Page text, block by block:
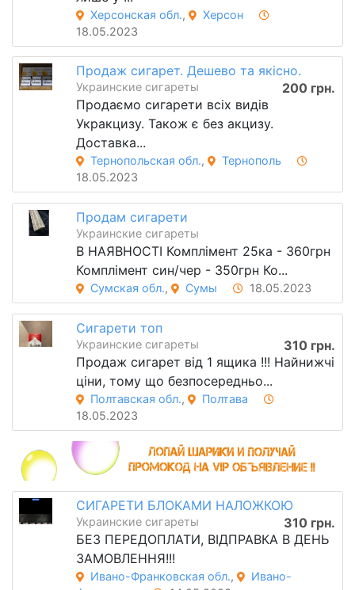
Херсонская обл.,
Херсон
18.05.2023
Продаж сигарет. Дешево та якісно.
200 грн.
Украинские сигареты
Продаємо сигарети всіх видів
Укракцизу. Також є без акцизу.
Доставка...
Тернопольская обл.,
Тернополь
18.05.2023
Продам сигарети
Украинские сигареты
В НАЯВНОСТІ Комплімент 25ка - 360грн
Комплімент син/чер - 350грн Ко...
Сумская обл., Сумы 18.05.2023
Сигарети топ
310 грн.
Украинские сигареты
Продаж сигарет від 1 ящика !!! Найнижчі
ціни, тому що безпосередньо...
Полтавская обл.,
Полтава
18.05.2023
СИГАРЕТИ БЛОКАМИ НАЛОЖКОЮ
310 грн.
Украинские сигареты
БЕЗ ПЕРЕДОПЛАТИ, ВІДПРАВКА В ДЕНЬ
ЗАМОВЛЕННЯ!!!
Ивано-Франковская обл.,
Ивано-